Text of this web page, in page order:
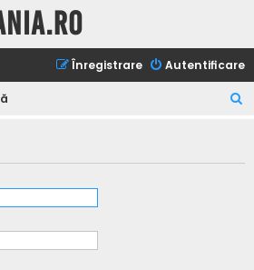
Autentificare
Înregistrare
t